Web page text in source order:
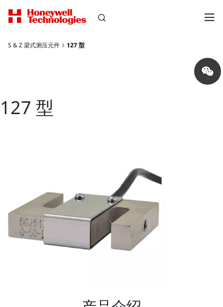
S & Z 梁式测压元件 127 型
Share
on
wechat
127 型